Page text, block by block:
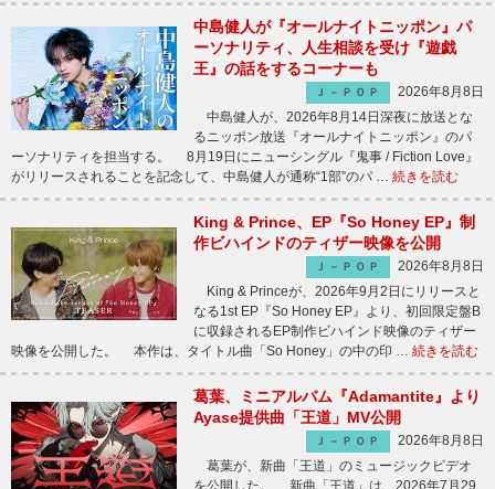
中島健人が『オールナイトニッポン』パ
ーソナリティ、人生相談を受け『遊戯
王』の話をするコーナーも
Ｊ－ＰＯＰ
2026年8月8日
中島健人が、2026年8月14日深夜に放送とな
るニッポン放送『オールナイトニッポン』のパ
ーソナリティを担当する。 8月19日にニューシングル『鬼事 / Fiction Love』
がリリースされることを記念して、中島健人が通称“1部”のパ … 続きを読む
King & Prince、EP『So Honey EP』制
作ビハインドのティザー映像を公開
Ｊ－ＰＯＰ
2026年8月8日
King & Princeが、2026年9月2日にリリースと
なる1st EP『So Honey EP』より、初回限定盤B
に収録されるEP制作ビハインド映像のティザー
映像を公開した。 本作は、タイトル曲「So Honey」の中の印 … 続きを読む
葛葉、ミニアルバム『Adamantite』より
Ayase提供曲「王道」MV公開
Ｊ－ＰＯＰ
2026年8月8日
葛葉が、新曲「王道」のミュージックビデオ
を公開した。 新曲「王道」は、2026年7月29